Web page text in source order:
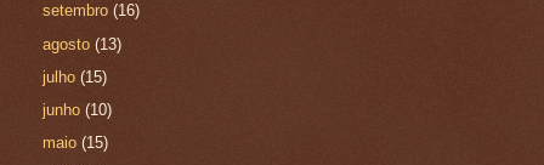
setembro(16)
agosto(13)
julho(15)
junho(10)
maio(15)